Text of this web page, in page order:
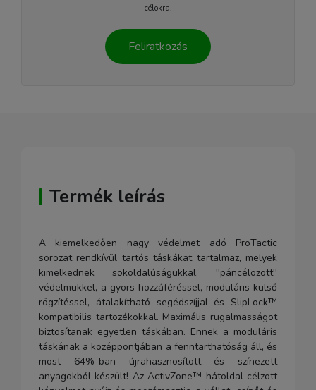
célokra.
Feliratkozás
Termék leírás
A kiemelkedően nagy védelmet adó ProTactic
sorozat rendkívül tartós táskákat tartalmaz, melyek
kimelkednek sokoldalúságukkal, ''páncélozott''
védelmükkel, a gyors hozzáféréssel, moduláris külső
rögzítéssel, átalakítható segédszíjjal és SlipLock™
kompatibilis tartozékokkal. Maximális rugalmasságot
biztosítanak egyetlen táskában. Ennek a moduláris
táskának a középpontjában a fenntarthatóság áll, és
most 64%-ban újrahasznosított és színezett
anyagokból készült! Az ActivZone™ hátoldal célzott